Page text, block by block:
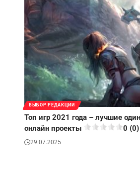
ВЫБОР РЕДАКЦИИ
Топ игр 2021 года – лучшие
онлайн проекты
0 (0)
29.07.2025